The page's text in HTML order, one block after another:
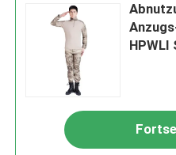
HPWLI